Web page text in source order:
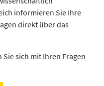
informieren Sie Ihre
direkt über das
sich mit Ihren Fragen